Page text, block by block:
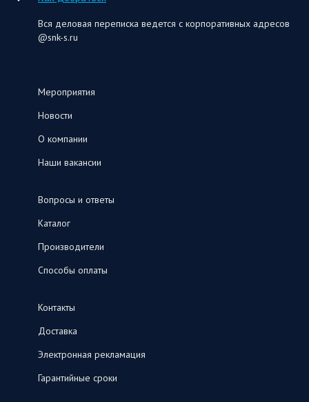
Вся деловая переписка ведется с корпоративных адресов
@snk-s.ru
Мероприятия
Новости
О компании
Наши вакансии
Вопросы и ответы
Каталог
Производители
Способы оплаты
Контакты
Доставка
Электронная рекламация
Гарантийные сроки